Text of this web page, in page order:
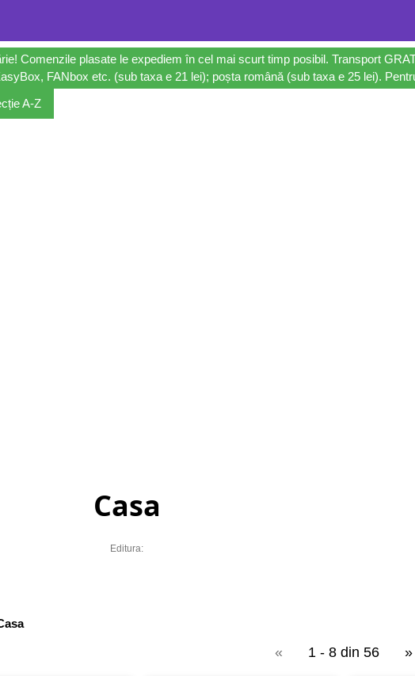
Comenzile plasate le expediem în cel mai scurt timp posibil. Transport
FANbox etc. (sub taxa e 21 lei); poșta română (sub taxa e 25 lei).
A-Z
Casa
Editura:
« 1 - 8 din 56 »